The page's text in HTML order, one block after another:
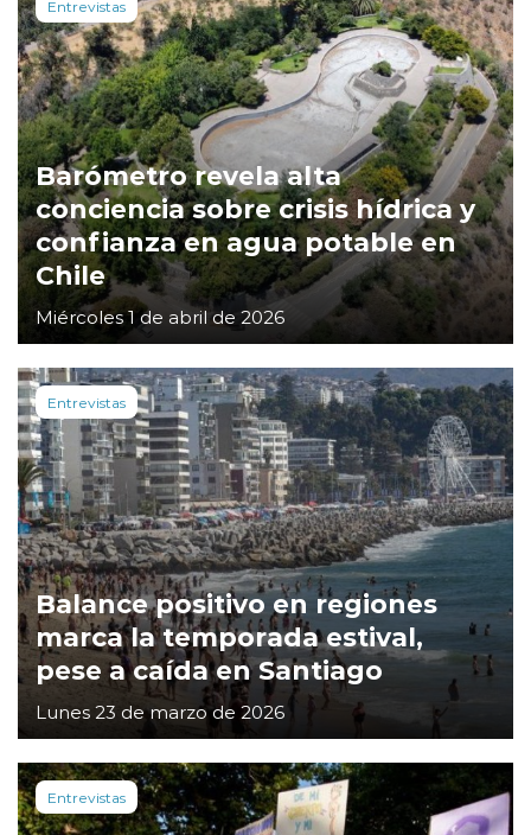
Entrevistas
Barómetro revela alta
conciencia sobre crisis hídrica y
confianza en agua potable en
Chile
Miércoles 1 de abril de 2026
Entrevistas
Balance positivo en regiones
marca la temporada estival,
pese a caída en Santiago
Lunes 23 de marzo de 2026
Entrevistas